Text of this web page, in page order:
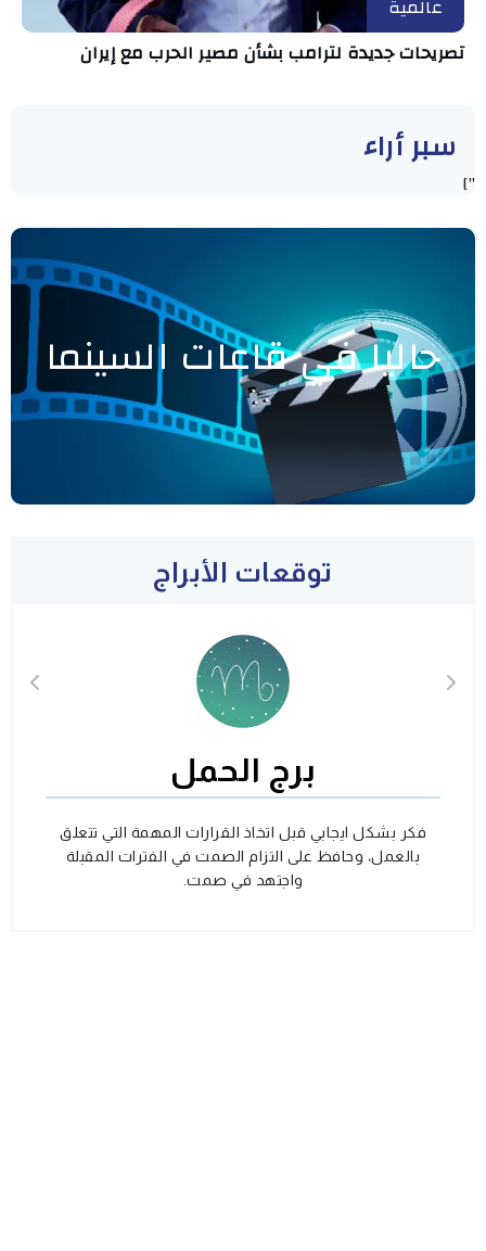
عالمية
تصريحات جديدة لترامب بشأن مصير الحرب مع إيران
سبر أراء
"]
حاليا في قاعات السينما
توقعات الأبراج
برج الحمل
فكر بشكل ايجابي قبل اتخاذ القرارات المهمة التي تتعلق
بالعمل، وحافظ على التزام الصمت في الفترات المقبلة
واجتهد في صمت.